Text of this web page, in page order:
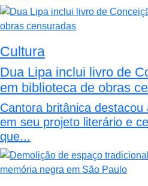
Cultura
Dua Lipa inclui livro de
em biblioteca de obras
Cantora britânica
em seu projeto literário e
que...